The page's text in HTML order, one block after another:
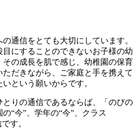
通信をとても大切にしています。
にすることのできないお子様の幼
の成長を肌で感じ、幼稚園の保育
だきながら、ご家庭と手を携えて
という願いからです。
とりの通信であるならば、「のびの
“今”、学年の“今”、クラス
す。